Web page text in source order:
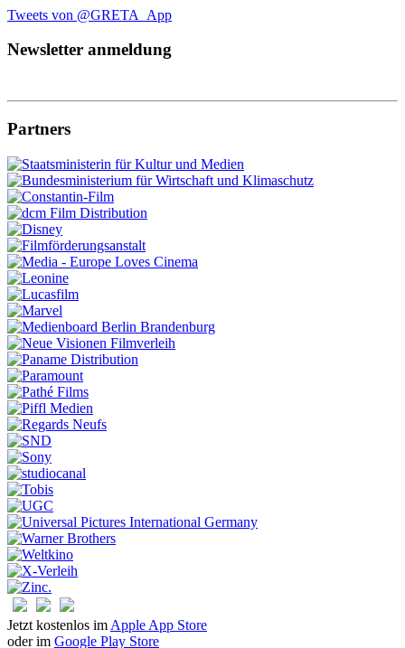
Tweets von @GRETA_App
Newsletter anmeldung
Partners
Jetzt kostenlos im Apple App Store
oder im Google Play Store